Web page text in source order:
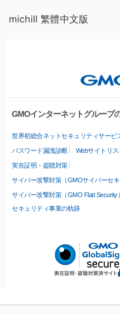
michill 繁體中文版
GMOインターネットグループ
世界初総合ネットセキュリティサービ
パスワード漏洩診断 Webサイトリ
実在証明・盗聴対策
サイバー攻撃対策（GMOサイバーセキ
サイバー攻撃対策（GMO Flatt Security）
セキュリティ事業の軌跡